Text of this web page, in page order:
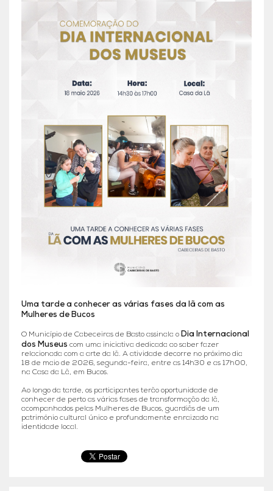
Uma tarde a conhecer as várias fases da lã com as
Mulheres de Bucos
O Município de Cabeceiras de Basto assinala o Dia Internacional
dos Museus com uma iniciativa dedicada ao saber fazer
relacionada com a arte da lã. A atividade decorre no próximo dia
18 de maio de 2026, segunda-feira, entre as 14h30 e as 17h00,
na Casa da Lã, em Bucos.
Ao longo da tarde, os participantes terão oportunidade de
conhecer de perto as várias fases de transformação da lã,
acompanhados pelas Mulheres de Bucos, guardiãs de um
património cultural único e profundamente enraizado na
identidade local.